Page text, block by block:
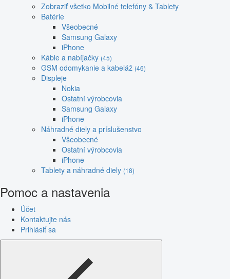
Zobraziť všetko Mobilné telefóny & Tablety
Batérie
Všeobecné
Samsung Galaxy
iPhone
Káble a nabíjačky (45)
GSM odomykanie a kabeláž (46)
Displeje
Nokia
Ostatní výrobcovia
Samsung Galaxy
iPhone
Náhradné diely a príslušenstvo
Všeobecné
Ostatní výrobcovia
iPhone
Tablety a náhradné diely (18)
Pomoc a nastavenia
Účet
Kontaktujte nás
Prihlásiť sa